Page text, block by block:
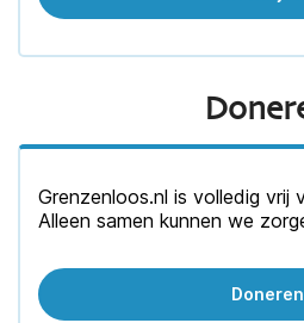
Grenzenloos.nl is volledig vrij
Alleen samen kunnen we
Doneren